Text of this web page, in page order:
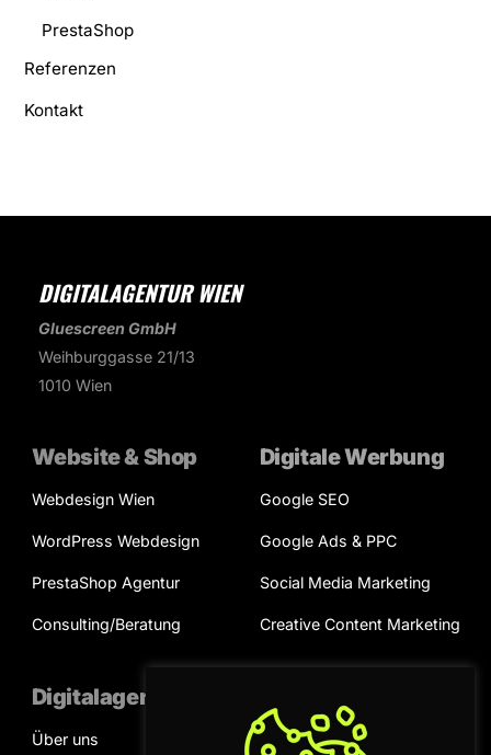
PrestaShop
Referenzen
Kontakt
DIGITALAGENTUR WIEN
Gluescreen GmbH
Weihburggasse 21/13
1010 Wien
Website & Shop
Webdesign Wien
WordPress Webdesign
PrestaShop Agentur
Consulting/Beratung
Digitale Werbung
Google SEO
Google Ads & PPC
Social Media Marketing
Creative Content Marketing
Digitalagentur
Über uns Projektanfrage